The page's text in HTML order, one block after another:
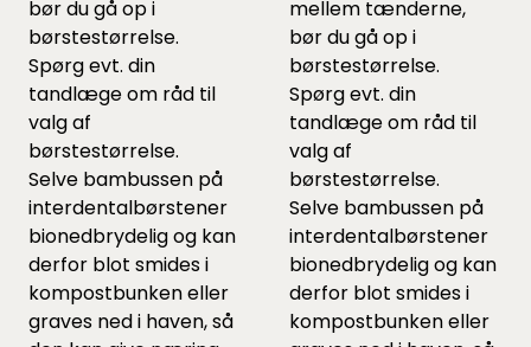
bør du gå op i
børstestørrelse.
Spørg evt. din
tandlæge om råd til
valg af
børstestørrelse.
Selve bambussen på
interdentalbørstener
bionedbrydelig og kan
derfor blot smides i
kompostbunken eller
graves ned i haven, så
mellem tænderne,
bør du gå op i
børstestørrelse.
Spørg evt. din
tandlæge om råd til
valg af
børstestørrelse.
Selve bambussen på
interdentalbørstener
bionedbrydelig og kan
derfor blot smides i
kompostbunken eller